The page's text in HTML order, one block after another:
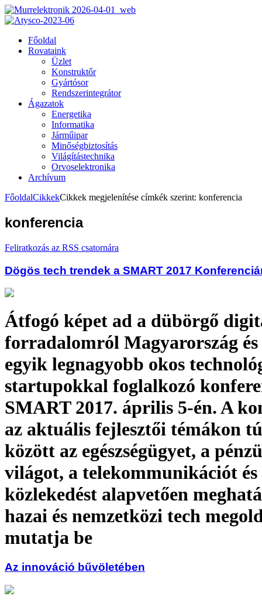
Főoldal
Rovataink
Üzlet
Konstruktőr
Gyártósor
Rendszerintegrátor
Ágazatok
Energetika
Informatika
Járműipar
Minőségbiztosítás
Világítástechnika
Orvoselektronika
Archívum
FőoldalCikkekCikkek megjelenítése címkék szerint: konferencia
konferencia
Feliratkozás az RSS csatornára
Dögös tech trendek a SMART 2017
Átfogó képet ad a dübörgő
forradalomról Magyarország és
egyik legnagyobb okos
startupokkal foglalkozó
SMART 2017. április 5-én. A
az aktuális fejlesztői témákon
között az egészségügyet, a
világot, a telekommunikációt és
közlekedést alapvetően
hazai és nemzetközi tech
mutatja be
Az innováció bűvöletében